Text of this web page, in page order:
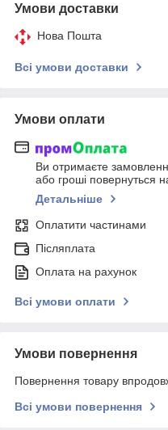
Умови доставки
Нова Пошта
Всі умови доставки
Умови оплати
Ви отримаєте
або гроші повернуться
Детальніше
Оплатити частинами
Післяплата
Оплата на рахунок
Всі умови оплати
Умови повернення
Повернення товару
Всі умови повернення